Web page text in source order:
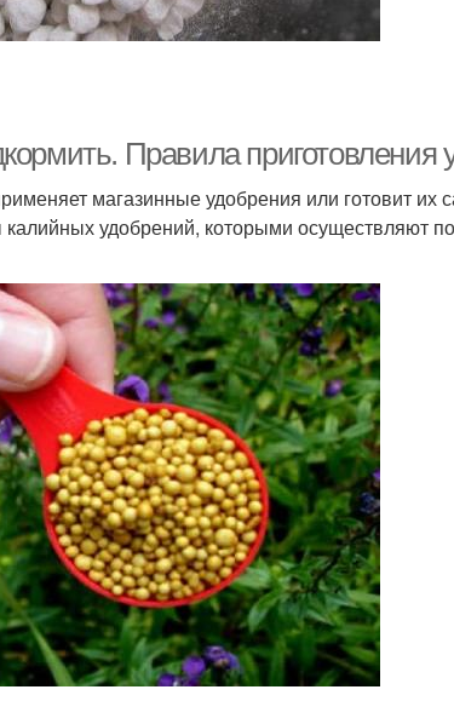
Правила приготовления
магазинные удобрения или готовит их
удобрений, которыми осуществляют